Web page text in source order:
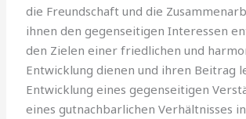
die Freundschaft und die
ihnen den ge­genseitigen Interessen
den Zielen einer friedlichen und
Entwick­lung dienen und ihren Beitrag
Entwicklung eines gegenseitigen
eines gutnachbarlichen Verhältnisses